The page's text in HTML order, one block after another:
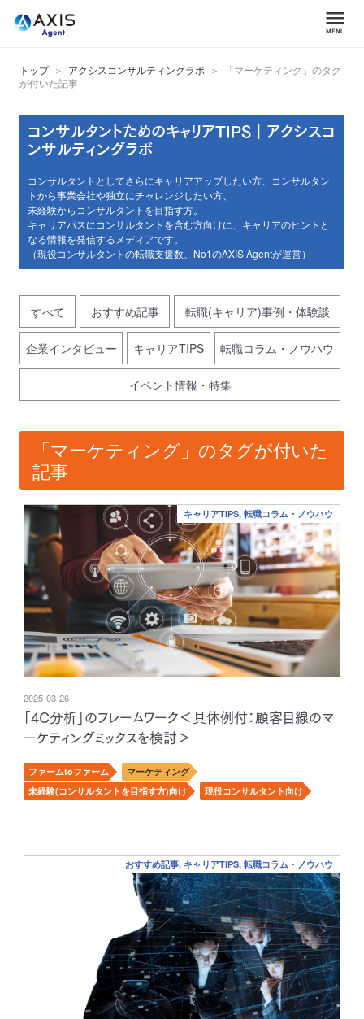
トップ アクシスコンサルティングラボ
「マーケティング」のタグ
が付いた記事
コンサルタントためのキャリアTIPS｜アクシスコ
ンサルティングラボ
コンサルタントとしてさらにキャリアアップしたい方、コンサルタン
トから事業会社や独立にチャレンジしたい方、
未経験からコンサルタントを目指す方。
キャリアパスにコンサルタントを含む方向けに、キャリアのヒントと
なる情報を発信するメディアです。
（現役コンサルタントの転職支援数、No1のAXIS Agentが運営）
すべて おすすめ記事 転職(キャリア)事例・体験談
企業インタビュー キャリアTIPS 転職コラム・ノウハウ
イベント情報・特集
「マーケティング」のタグが付いた
記事
キャリアTIPS, 転職コラム・ノウハウ
2025-03-26
「4C分析」のフレームワーク＜具体例付：顧客目線のマ
ーケティングミックスを検討＞
ファームtoファーム
マーケティング
未経験(コンサルタントを目指す方)向け
現役コンサルタント向け
おすすめ記事, キャリアTIPS, 転職コラム・ノウハウ